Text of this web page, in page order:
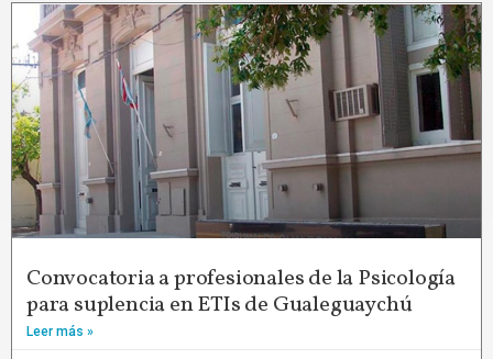
Convocatoria a profesionales de la Psicología
para suplencia en ETIs de Gualeguaychú
Leer más »